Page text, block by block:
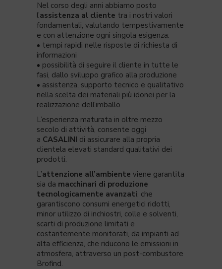
Nel corso degli anni abbiamo posto
l’assistenza al cliente tra i nostri valori
fondamentali, valutando tempestivamente
e con attenzione ogni singola esigenza:
• tempi rapidi nelle risposte di richiesta di
informazioni
• possibilità di seguire il cliente in tutte le
fasi, dallo sviluppo grafico alla produzione
• assistenza, supporto tecnico e qualitativo
nella scelta dei materiali più idonei per la
realizzazione dell’imballo
L’esperienza maturata in oltre mezzo
secolo di attività, consente oggi
a CASALINI di assicurare alla propria
clientela elevati standard qualitativi dei
prodotti.
L’attenzione all’ambiente viene garantita
sia da macchinari di produzione
tecnologicamente avanzati, che
garantiscono consumi energetici ridotti,
minor utilizzo di inchiostri, colle e solventi,
scarti di produzione limitati e
costantemente monitorati, da impianti ad
alta efficienza, che riducono le emissioni in
atmosfera, attraverso un post-combustore
Brofind.